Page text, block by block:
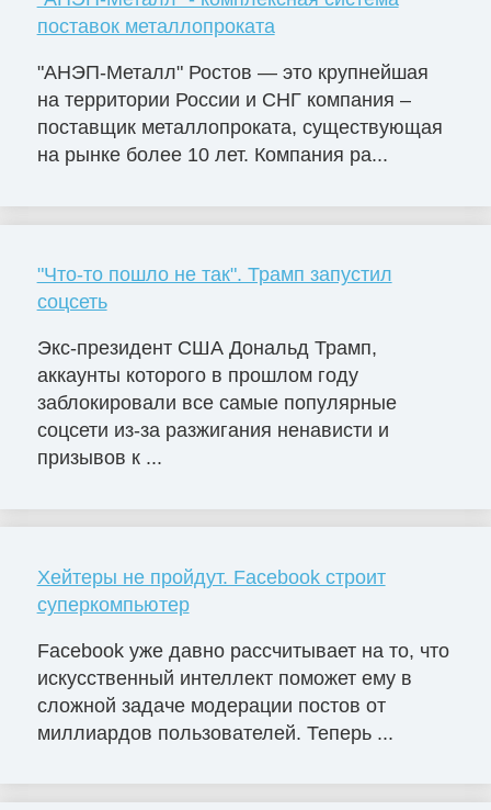
поставок металлопроката
"АНЭП-Металл" Ростов — это крупнейшая
на территории России и СНГ компания –
поставщик металлопроката, существующая
на рынке более 10 лет. Компания ра...
"Что-то пошло не так". Трамп запустил
соцсеть
Экс-президент США Дональд Трамп,
аккаунты которого в прошлом году
заблокировали все самые популярные
соцсети из-за разжигания ненависти и
призывов к ...
Хейтеры не пройдут. Facebook строит
суперкомпьютер
Facebook уже давно рассчитывает на то, что
искусственный интеллект поможет ему в
сложной задаче модерации постов от
миллиардов пользователей. Теперь ...